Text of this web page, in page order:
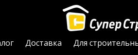
Доставка Для